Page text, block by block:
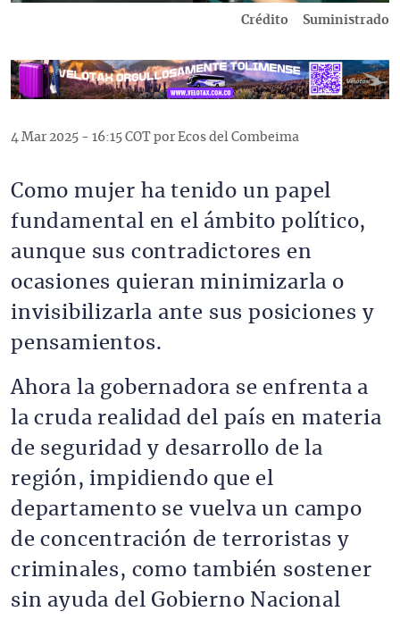
Crédito Suministrado
4 Mar 2025 - 16:15 COT por Ecos del Combeima
Como mujer ha tenido un papel
fundamental en el ámbito político,
aunque sus contradictores en
ocasiones quieran minimizarla o
invisibilizarla ante sus posiciones y
pensamientos.
Ahora la gobernadora se enfrenta a
la cruda realidad del país en materia
de seguridad y desarrollo de la
región, impidiendo que el
departamento se vuelva un campo
de concentración de terroristas y
criminales, como también sostener
sin ayuda del Gobierno Nacional